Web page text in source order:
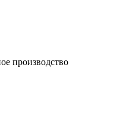
производство